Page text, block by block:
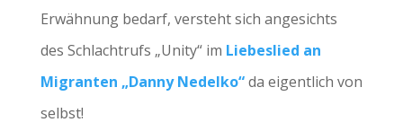
Erwähnung bedarf, versteht sich angesichts
des Schlachtrufs „Unity“ im Liebeslied an
Migranten „Danny Nedelko“da eigentlich von
selbst!